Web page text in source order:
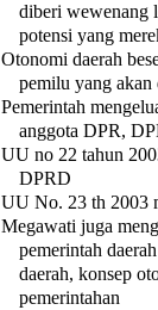
diberi wewenang
potensi yang
Otonomi daerah
pemilu yang akan
Pemerintah
anggota DPR,
UU no 22 tahun
DPRD
UU No. 23 th 2003
Megawati juga
pemerintah
daerah, konsep
pemerintahan